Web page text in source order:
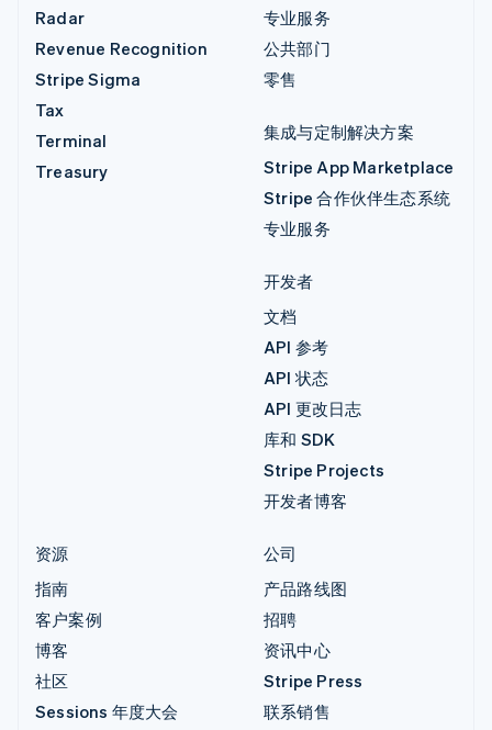
Radar
Revenue Recognition
Stripe Sigma
Tax
Terminal
Treasury
专业服务
公共部门
零售
集成与定制解决方案
Stripe App Marketplace
Stripe 合作伙伴生态系统
专业服务
开发者
文档
API 参考
API 状态
API 更改日志
库和 SDK
Stripe Projects
开发者博客
资源
指南
客户案例
博客
社区
Sessions 年度大会
公司
产品路线图
招聘
资讯中心
Stripe Press
联系销售